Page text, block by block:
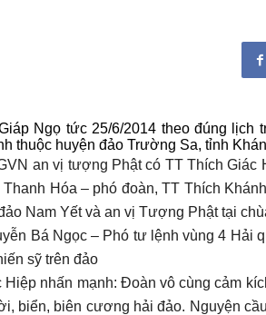
Ngọ tức 25/6/2014 theo đúng
thuộc huyện đảo Trường Sa, tỉnh
an vị tượng Phật có TT Thích
Hóa – phó đoàn, TT Thích
Nam Yết và an vị Tượng Phật tại
Bá Ngọc – Phó tư lệnh vùng 4 Hải
sỹ trên đảo
nhấn mạnh: Đoàn vô cùng cảm
biển, biên cương hải đảo. Nguyện